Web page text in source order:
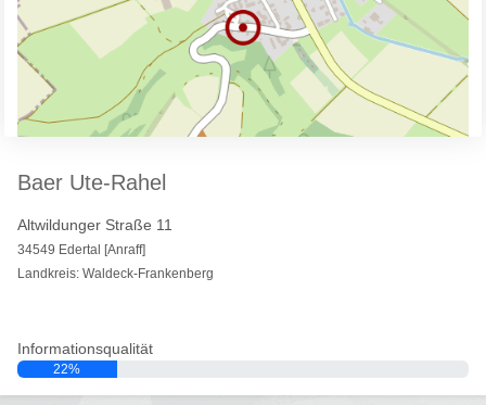
Baer Ute-Rahel
Altwildunger Straße 11
34549 Edertal [Anraff]
Landkreis: Waldeck-Frankenberg
Informationsqualität
22%